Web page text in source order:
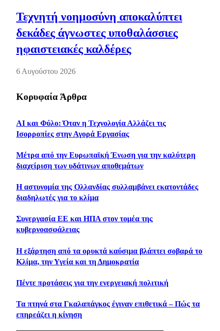
Τεχνητή νοημοσύνη αποκαλύπτει
δεκάδες άγνωστες υποθαλάσσιες
ηφαιστειακές καλδέρες
6 Αυγούστου 2026
Κορυφαία Άρθρα
AI και Φύλο: Όταν η Τεχνολογία Αλλάζει τις
Ισορροπίες στην Αγορά Εργασίας
Μέτρα από την Ευρωπαϊκή Ένωση για την καλύτερη
διαχείριση των υδάτινων αποθεμάτων
Η αστυνομία της Ολλανδίας συλλαμβάνει εκατοντάδες
διαδηλωτές για το κλίμα
Συνεργασία ΕΕ και ΗΠΑ στον τομέα της
κυβερνοασφάλειας
H εξάρτηση από τα ορυκτά καύσιμα βλάπτει σοβαρά το
Κλίμα, την Υγεία και τη Δημοκρατία
Πέντε προτάσεις για την ενεργειακή πολιτική
Τα πτηνά στα Γκαλαπάγκος έγιναν επιθετικά – Πώς τα
επηρεάζει η κίνηση